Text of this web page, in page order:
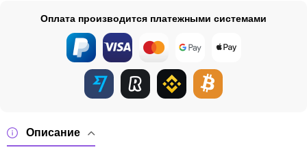
Описание
Оплата производится платежными системами